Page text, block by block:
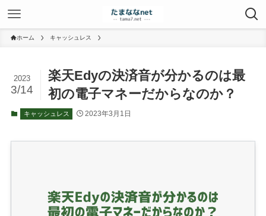
ホーム キャッシュレス
楽天Edyの決済音が分かるのは最
初の電子マネーだからなのか？
2023
3/14
キャッシュレス 2023年3月1日